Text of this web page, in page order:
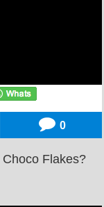
0
Flakes?